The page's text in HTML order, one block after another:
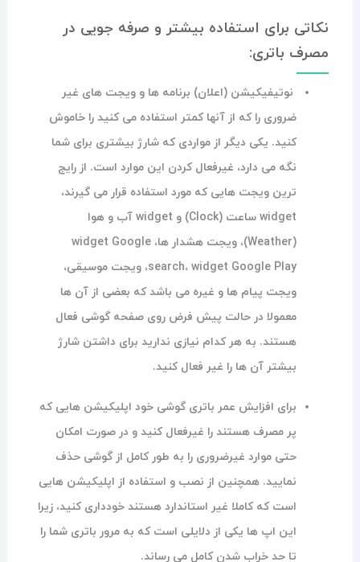
نکاتی برای استفاده بیشتر و صرفه جویی در
مصرف باتری:
نوتیفیکیشن (اعلان) برنامه ها و ویجت های غیر
ضروری را که از آنها کمتر استفاده می کنید را خاموش
کنید. یکی دیگر از مواردی که شارژ بیشتری برای شما
نگه می دارد، غیرفعال کردن این موارد است. از رایج
ترین ویجت هایی که مورد استفاده قرار می گیرند،
widget ساعت (Clock) و widget آب و هوا
(Weather)، ویجت هشدار ها، widget Google
search، widget Google Play، ویجت موسیقی،
ویجت پیام ها و غیره می باشد که بعضی از آن ها
معمولا در حالت پیش فرض روی صفحه گوشی فعال
هستند. به هر کدام نیازی ندارید برای داشتن شارژ
بیشتر آن ها را غیر فعال کنید.
برای افزایش عمر باتری گوشی خود اپلیکیشن هایی که
پر مصرف هستند را غیرفعال کنید و در صورت امکان
حتی موارد غیرضروری را به طور کامل از گوشی حذف
نمایید. همچنین از نصب و استفاده از اپلیکیشن هایی
است که کاملا غیر استاندارد هستند خودداری کنید، زیرا
این اپ ها یکی از دلایلی است که به مرور باتری شما را
تا حد خراب شدن کامل می رساند.